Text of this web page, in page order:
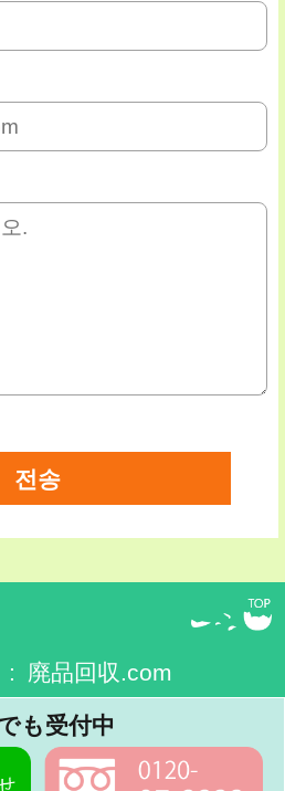
: 廃品回収.com
も受付中